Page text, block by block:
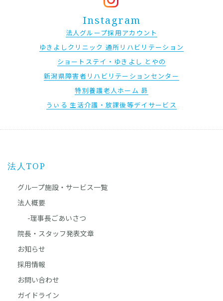
Instagram
法人グループ採用アカウント
ゆきよしクリニック 通所リハビリテーション
ショートステイ・ゆきよし とやの
新潟県障害者リハビリテーションセンター
特別養護老人ホーム 昴
うぃる 生活介護・放課後等デイサービス
法人TOP
グループ施設・サービス一覧
法人概要
-理事長ごあいさつ
院長・スタッフ発表文章
お知らせ
採用情報
お問い合わせ
ガイドライン